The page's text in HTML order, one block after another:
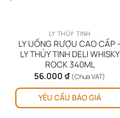
LY THỦY TINH
LY UỐNG RƯỢU CAO CẤP
LY THỦY TINH DELI WHISKY
ROCK 340ML
56.000 ₫ (Chưa VAT)
YÊU CẦU BÁO GIÁ